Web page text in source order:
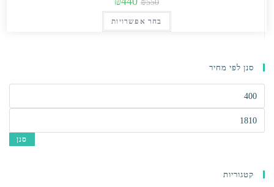
בעמוד
₪550
המקורי
היה:
הנוכחי
הוא:
בחר אפשרויות
זה
לבחור
סנן לפי מחיר
סנן
קטגוריות